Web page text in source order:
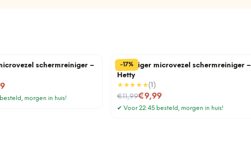
schermreiniger –
morgen in huis!
-17%
Stofzuiger microvezel schermreiniger –
Hetty
★★★★★( 1 )
€11,99
Nu voor€9,99
✔ Voor 22:45 besteld, morgen in huis!